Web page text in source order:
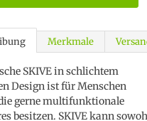
Merkmale
SKIVE in schlichtem
Design ist für Menschen
gerne multifunktionale
besitzen. SKIVE kann